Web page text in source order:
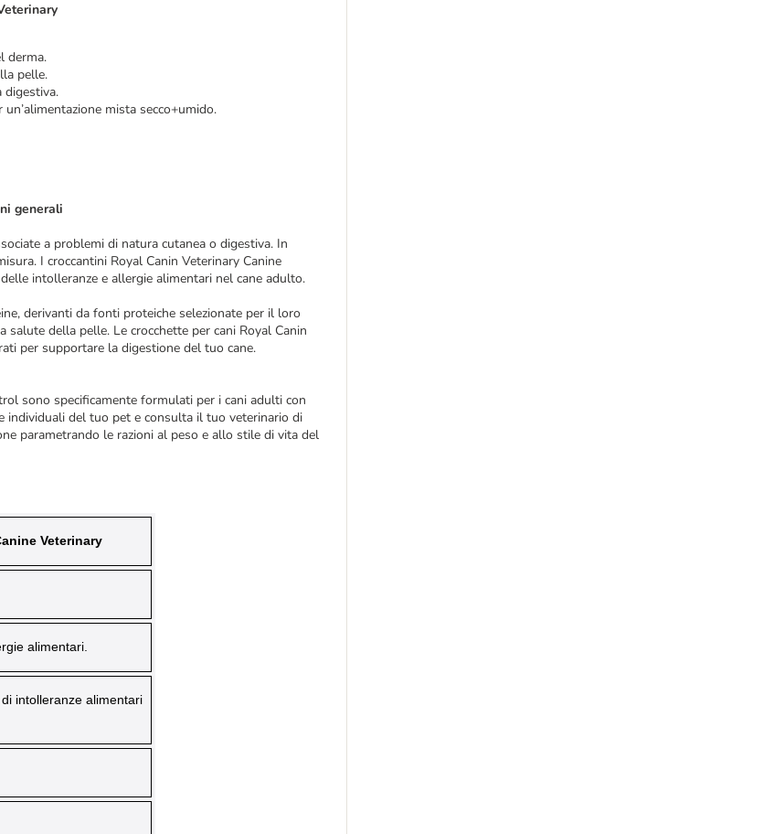
derma.
pelle.
digestiva.
mista secco+umido.
generali
a problemi di natura cutanea o digestiva. In
I croccantini Royal Canin Veterinary Canine
intolleranze e allergie alimentari nel cane adulto.
derivanti da fonti proteiche selezionate per il loro
della pelle. Le crocchette per cani Royal Canin
per supportare la digestione del tuo cane.
sono specificamente formulati per i cani adulti con
individuali del tuo pet e consulta il tuo veterinario di
parametrando le razioni al peso e allo stile di vita del
Veterinary
alimentari.
intolleranze alimentari